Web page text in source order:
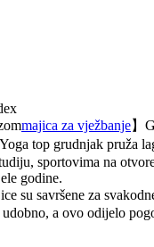
majica za vježbanje】
top grudnjak pruža
sportovima na
godine.
su savršene za
udobno, a ovo odijelo